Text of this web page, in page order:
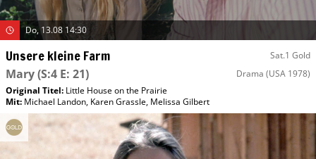
Do, 13.08 14:30
Unsere kleine Farm Sat.1 Gold
Mary(S:4 E: 21) Drama (USA 1978)
Original Titel: Little House on the Prairie
Mit: Michael Landon, Karen Grassle, Melissa Gilbert